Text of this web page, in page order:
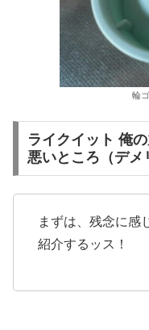
輪
ライクイット 俺
悪いところ（デメ
まずは、残念に感
紹介するッス！